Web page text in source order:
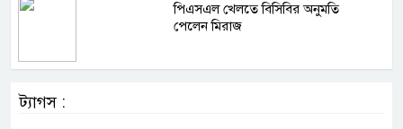
পিএসএল খেলতে বিসিবির অনুমতি
পেলেন মিরাজ
ট্যাগস :